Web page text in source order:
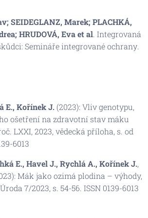
SEIDEGLANZ, Marek; PLACHKÁ,
HRUDOVÁ, Eva et al. Integrovaná
Semináře integrované ochrany.
E., Kořínek J. (2023): Vliv genotypu,
ošetření na zdravotní stav máku
LXXI, 2023, vědecká příloha, s. od
6013
E., Havel J., Rychlá A., Kořínek J.,
Mák jako ozimá plodina – výhody,
7/2023, s. 54-56. ISSN 0139-6013